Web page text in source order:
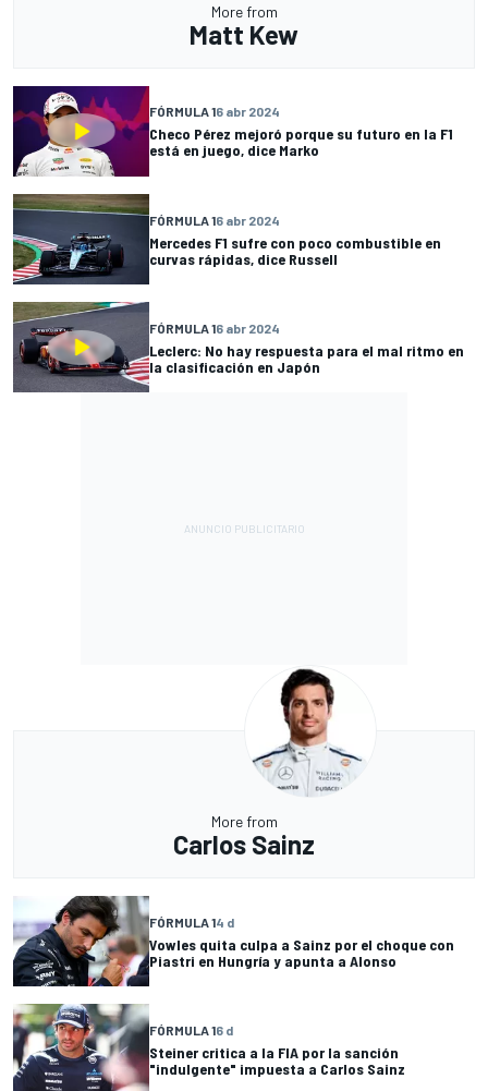
More from
Matt Kew
FÓRMULA 16 abr 2024
Checo Pérez mejoró porque su futuro en la F1
está en juego, dice Marko
FÓRMULA 16 abr 2024
Mercedes F1 sufre con poco combustible en
curvas rápidas, dice Russell
FÓRMULA 16 abr 2024
Leclerc: No hay respuesta para el mal ritmo en
la clasificación en Japón
More from
Carlos Sainz
FÓRMULA 14 d
Vowles quita culpa a Sainz por el choque con
Piastri en Hungría y apunta a Alonso
FÓRMULA 16 d
Steiner critica a la FIA por la sanción
"indulgente" impuesta a Carlos Sainz